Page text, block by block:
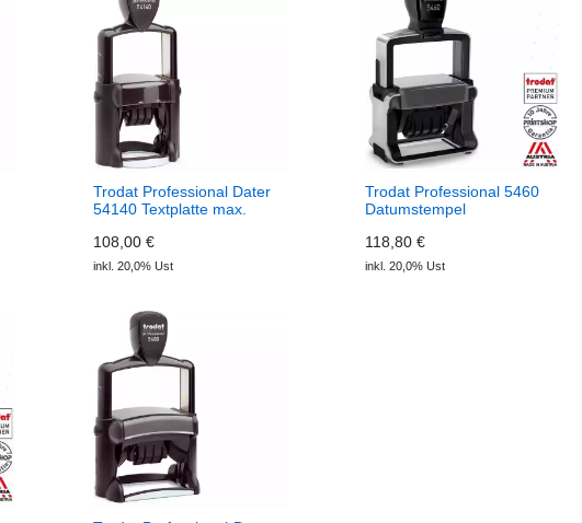
Trodat Professional Dater
54140 Textplatte max.
Gestaltung
108,00 €
inkl. 20,0% Ust
Trodat Professional 5460
Datumstempel
118,80 €
inkl. 20,0% Ust